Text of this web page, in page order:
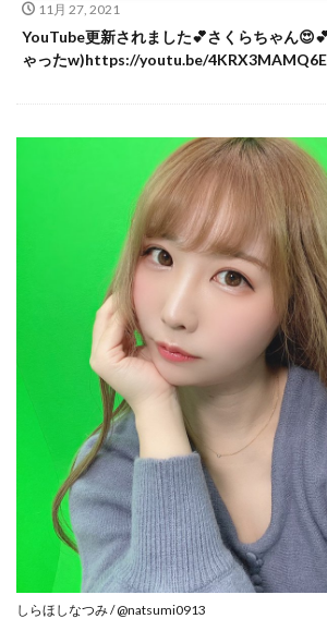
11月 27, 2021
YouTube更新されました💕さくらちゃん
ゃったw)https://youtu.be/4KRX3MAMQ6E
しらほしなつみ / @natsumi0913